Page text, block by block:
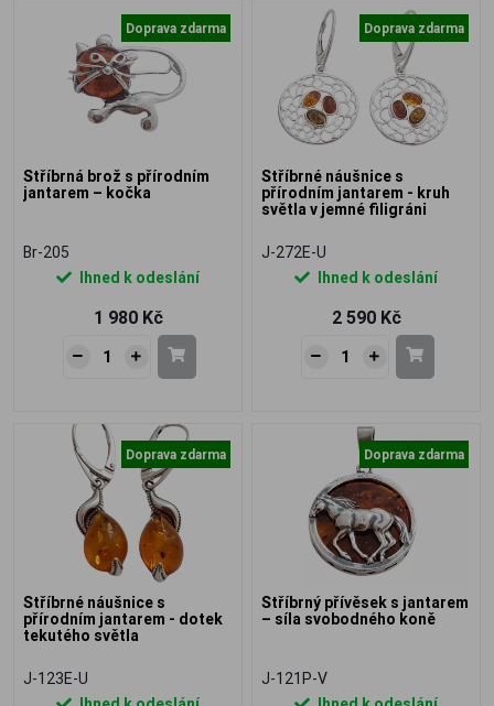
Doprava zdarma
Stříbrná brož s přírodním
jantarem – kočka
Br-205
Ihned k odeslání
1 980 Kč
Doprava zdarma
Stříbrné náušnice s
přírodním jantarem - kruh
světla v jemné filigráni
J-272E-U
Ihned k odeslání
2 590 Kč
Doprava zdarma
Stříbrné náušnice s
přírodním jantarem - dotek
tekutého světla
J-123E-U
Doprava zdarma
Stříbrný přívěsek s jantarem
– síla svobodného koně
J-121P-V